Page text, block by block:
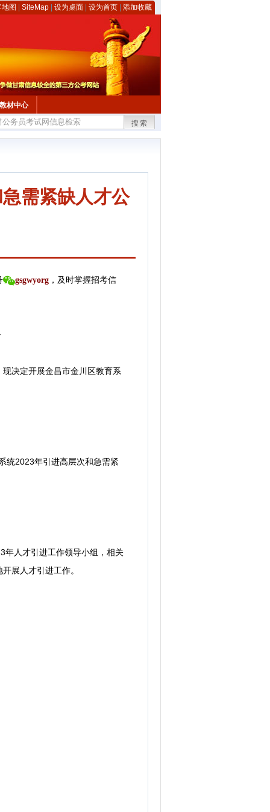
图 SiteMap 设为桌面 设为首页 添加收藏
教材中心
搜索
需紧缺人才公
gsgwyorg ， 及时掌握招考信
决定开展金昌市金川区教育系
2023年引进高层次和急需紧
人才引进工作领导小组，相关
展人才引进工作。